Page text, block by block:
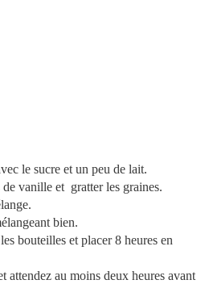
le sucre et un peu de lait.
de vanille et gratter les graines.
bien.
bouteilles et placer 8 heures en
attendez au moins deux heures avant